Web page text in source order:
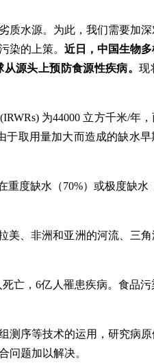
质水源。为此，我们需要加
染的上策。 近日，中国生物
源头上预防食源性疾病。现
为44000 立方千米/年
于取用量加大而造成的缺水
度缺水（70%）或极度缺水
美、非洲和亚洲的河流、三
亡，6亿人罹患疾病。食品
测序等技术的运用，研究病
问题加以解决。